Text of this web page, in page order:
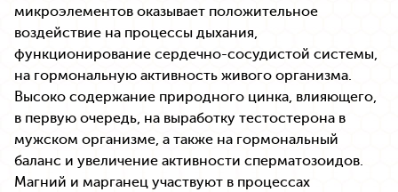
микроэлементов оказывает положительное
воздействие на процессы дыхания,
функционирование сердечно-сосудистой системы,
на гормональную активность живого организма.
Высоко содержание природного цинка, влияющего,
в первую очередь, на выработку тестостерона в
мужском организме, а также на гормональный
баланс и увеличение активности сперматозоидов.
Магний и марганец участвуют в процессах